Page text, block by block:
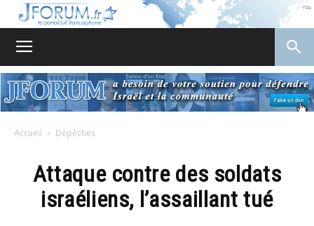
Accueil Dépêches
Attaque contre des soldats
israéliens, l’assaillant tué